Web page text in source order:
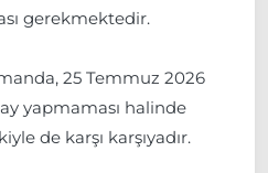
gerekmektedir.
25 Temmuz 2026
yapmaması halinde
de karşı karşıyadır.